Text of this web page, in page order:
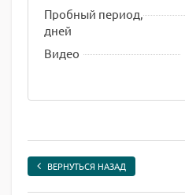
Пробный период,
дней
Видео
ВЕРНУТЬСЯ НАЗАД